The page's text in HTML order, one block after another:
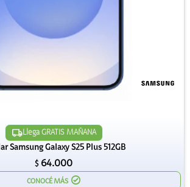
Llega GRATIS MAÑANA
Samsung Galaxy S25 Plus 512GB
$ 64.000
CONOCÉ MÁS